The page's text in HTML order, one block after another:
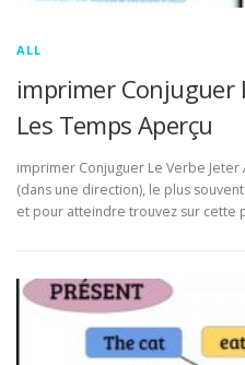
ALL
imprimer Conjuguer
Les Temps Aperçu
imprimer Conjuguer Le Verbe Jeter
(dans une direction), le plus
et pour atteindre trouvez sur cette